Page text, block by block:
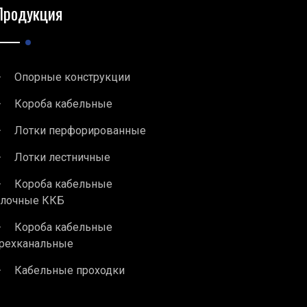
Опорные конструкции
Короба кабельные
Лотки перфорированные
Лотки лестничные
Короба кабельные
ККБ
Короба кабельные
Кабельные проходки